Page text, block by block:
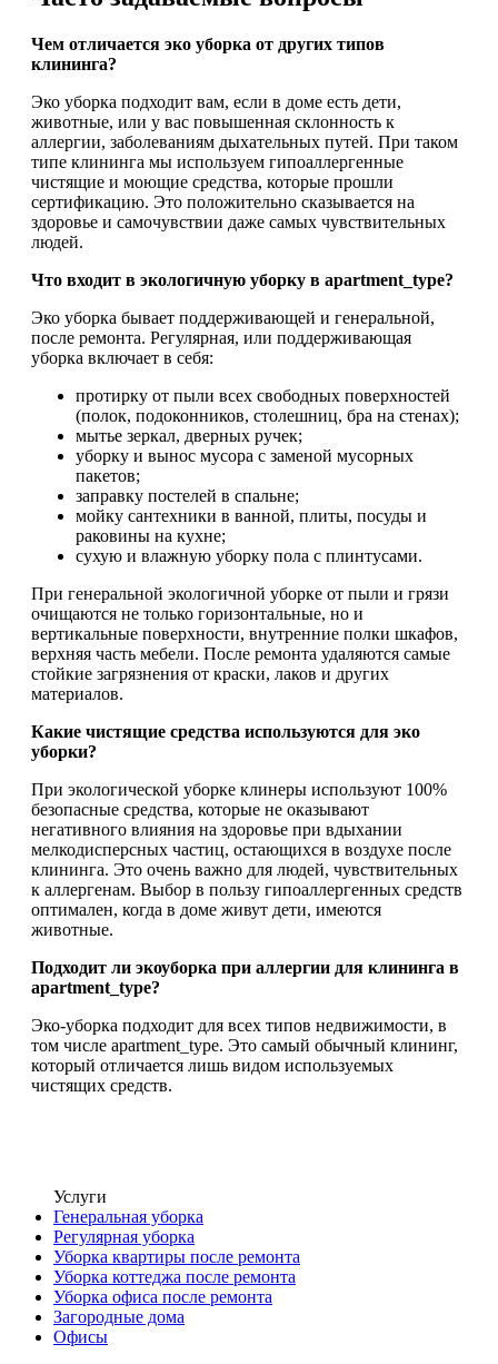
Чем отличается эко уборка от других типов
клининга?
Эко уборка подходит вам, если в доме есть дети,
животные, или у вас повышенная склонность к
аллергии, заболеваниям дыхательных путей. При таком
типе клининга мы используем гипоаллергенные
чистящие и моющие средства, которые прошли
сертификацию. Это положительно сказывается на
здоровье и самочувствии даже самых чувствительных
людей.
Что входит в экологичную уборку в apartment_type?
Эко уборка бывает поддерживающей и генеральной,
после ремонта. Регулярная, или поддерживающая
уборка включает в себя:
протирку от пыли всех свободных поверхностей
(полок, подоконников, столешниц, бра на стенах);
мытье зеркал, дверных ручек;
уборку и вынос мусора с заменой мусорных
пакетов;
заправку постелей в спальне;
мойку сантехники в ванной, плиты, посуды и
раковины на кухне;
сухую и влажную уборку пола с плинтусами.
При генеральной экологичной уборке от пыли и грязи
очищаются не только горизонтальные, но и
вертикальные поверхности, внутренние полки шкафов,
верхняя часть мебели. После ремонта удаляются самые
стойкие загрязнения от краски, лаков и других
материалов.
Какие чистящие средства используются для эко
уборки?
При экологической уборке клинеры используют 100%
безопасные средства, которые не оказывают
негативного влияния на здоровье при вдыхании
мелкодисперсных частиц, остающихся в воздухе после
клининга. Это очень важно для людей, чувствительных
к аллергенам. Выбор в пользу гипоаллергенных средств
оптимален, когда в доме живут дети, имеются
животные.
Подходит ли экоуборка при аллергии для клининга в
apartment_type?
Эко-уборка подходит для всех типов недвижимости, в
том числе apartment_type. Это самый обычный клининг,
который отличается лишь видом используемых
чистящих средств.
Услуги
Генеральная уборка
Регулярная уборка
Уборка квартиры после ремонта
Уборка коттеджа после ремонта
Уборка офиса после ремонта
Загородные дома
Офисы